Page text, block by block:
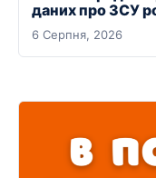
даних про ЗСУ
6 Серпня, 2026